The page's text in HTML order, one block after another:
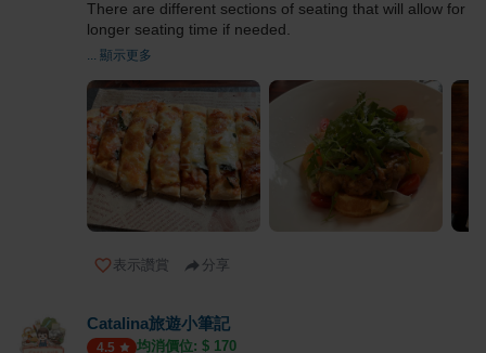
There are different sections of seating that will allow for
longer seating time if needed.
... 顯示更多
表示讚賞 分享
Catalina旅遊小筆記
4.5 均消價位: $ 170